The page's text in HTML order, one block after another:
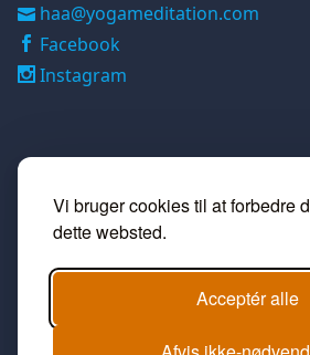
Vi bruger cookies til at forbedre
dette websted.
Acceptér alle
haa@yogameditation.com
Facebook
Instagram